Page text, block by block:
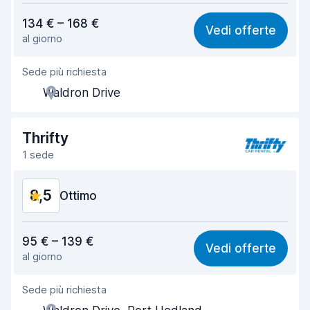
8,2
Facile da trovare 8,2
Gentilezza degli agenti
Rapidità del ritiro
Rapidità della riconsegna 8,2
Condizioni dell'auto
134 € – 168 €
al giorno
Vedi offerte
Sede più richiesta
Waldron Drive
Thrifty
1 sede
8,5 Ottimo
8,4
Facile da trovare 8,2
Gentilezza degli agenti
95 € – 139 €
al giorno
Vedi offerte
Sede più richiesta